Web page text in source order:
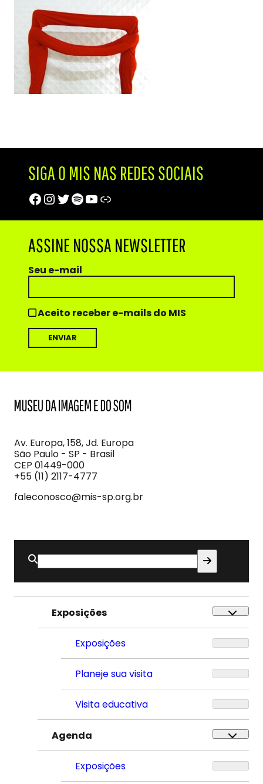
SIGA O MIS NAS REDES SOCIAIS
Facebook
Instagram
Twitter
Spotify
Youtube
Trip Advisor
ASSINE NOSSA NEWSLETTER
Seu e-mail
Aceito receber e-mails do MIS
Imagem
e
do
Som
Av. Europa, 158, Jd. Europa
São Paulo - SP - Brasil
CEP 01449-000
+55 (11) 2117-4777
faleconosco@mis-sp.org.br
Buscar
por:
Exposições
Exposições
Planeje sua visita
Visita educativa
Agenda
Exposições